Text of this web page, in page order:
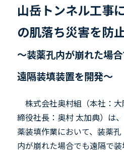
山岳トンネル工事
の肌落ち災害を防
～装薬孔内が崩れた場
遠隔装填装置を開発～
株式会社奥村組（本社：
締役社長：奥村 太加典）は
薬装填作業において、装薬孔
内が崩れた場合でも遠隔で